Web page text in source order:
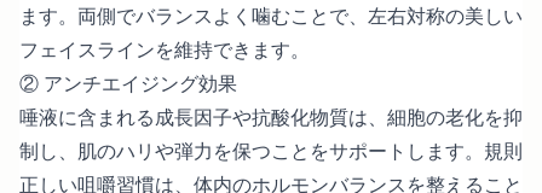
ます。両側でバランスよく噛むことで、左右対称の美しい
フェイスラインを維持できます。
② アンチエイジング効果
唾液に含まれる成長因子や抗酸化物質は、細胞の老化を抑
制し、肌のハリや弾力を保つことをサポートします。規則
正しい咀嚼習慣は、体内のホルモンバランスを整えること